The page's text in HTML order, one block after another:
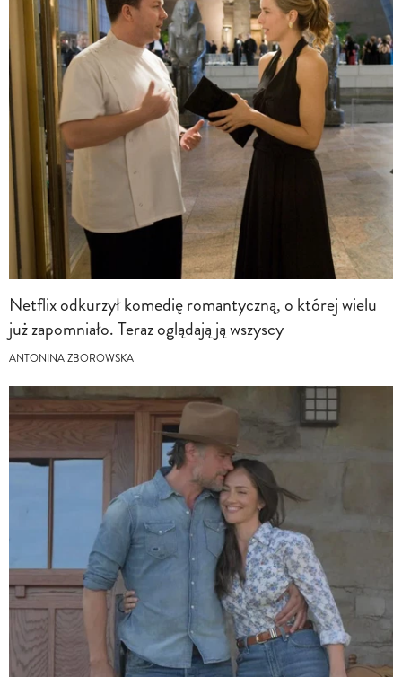
Netflix odkurzył komedię romantyczną, o której wielu
już zapomniało. Teraz oglądają ją wszyscy
ANTONINA ZBOROWSKA